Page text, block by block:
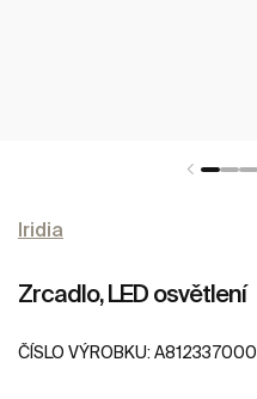
Iridia
Zrcadlo, LED osvětlení
ČÍSLO VÝROBKU: A812337000